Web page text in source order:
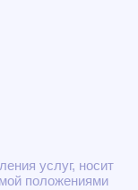
услуг, носит
положениями